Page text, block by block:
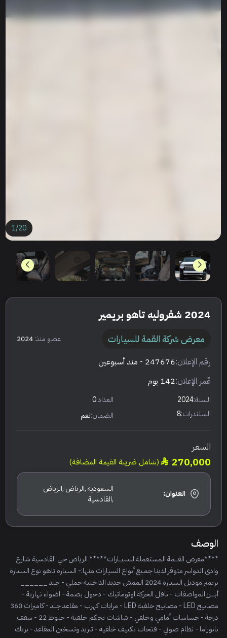
1/20
2024 شفروليه تاهو بريمير
معرض شركة القمة للسيارات عضو منذ:2024
رقم الإعلان:247676 - منذ أسبوعين
عٌمر الإعلان:142 يوم
السنة:2024 العداد:0
السلندرات:8 الضمان:نعم
السعر
270,000 (شامل ضريبة القيمة المضافة)
العنوان:
السعودية ,الرياض ,الرياض
,القادسية
الوصف
****معرض القـــمة المستعملة للسيــارات***** الرياض حي القادسية شارع
وادي الدواسر متوفر لدينا جمـيع أنواع السيارات منها:- السيارة تاهو نوع السيارة
بريمير موديل السيارة 2024 الممش جديد الداخلية جملي - جلد ______
أبــــرز المواصفات - ناقل الحركة اوتوماتيك - دخول بصمة - اضواء نهارية -
مصابيح LED - مصابيح خلفية LED - مرايات كهرب - مقاعد جلد - كاميرات 360
درجة - حساسات أمامي وخلفي - شاشات تحكم خلفية - جنوط 22 - سقف
بانوراما - نظام صوتي - فتحات تكييف خلفيه - تبريد وتسخين المقاعد - بريك